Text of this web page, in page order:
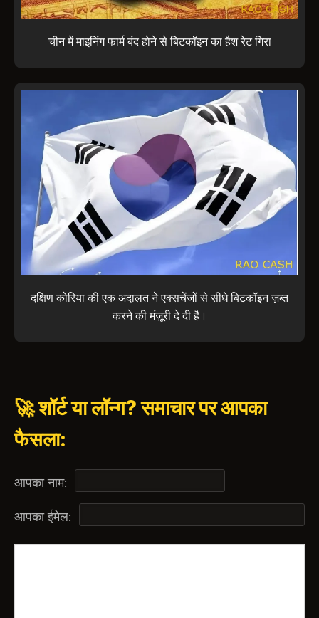
चीन में माइनिंग फार्म बंद होने से बिटकॉइन का हैश रेट गिरा
दक्षिण कोरिया की एक अदालत ने एक्सचेंजों से सीधे बिटकॉइन ज़ब्त
करने की मंज़ूरी दे दी है।
🚀 शॉर्ट या लॉन्ग? समाचार पर आपका
फैसला:
आपका नाम:
आपका ईमेल: